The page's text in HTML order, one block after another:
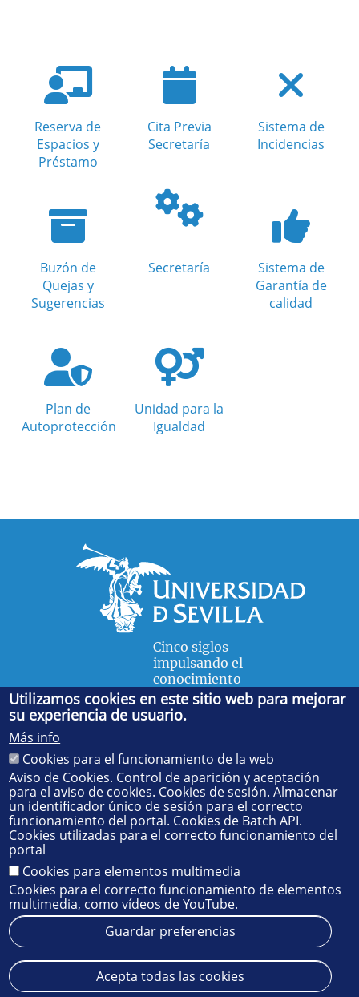
Reserva de
Espacios y
Préstamo
Cita Previa
Secretaría
Sistema de
Incidencias
Buzón de
Quejas y
Sugerencias
Secretaría
Sistema de
Garantía de
calidad
Plan de
Autoprotección
Unidad para la
Igualdad
Cinco siglos
impulsando el
conocimiento
FACULTAD DE FÍSICA
Avda. de la Reina Mercedes, s/n. 41012 Sevilla. Tel.:
55 28 91. Administración:administradorfisica@us.es
Secretaría:jsecfisi@us.es- Decanato:ffisaog@us.es
Aviso legal Protección de datos
Cookies
© 2025SIC - Universidad de Sevilla
Utilizamos cookies en este sitio web para mejorar
su experiencia de usuario.
Más info
Cookies para el funcionamiento de la web
Aviso de Cookies. Control de aparición y aceptación
para el aviso de cookies. Cookies de sesión. Almacenar
un identificador único de sesión para el correcto
funcionamiento del portal. Cookies de Batch API.
Cookies utilizadas para el correcto funcionamiento del
portal
Cookies para elementos multimedia
Cookies para el correcto funcionamiento de elementos
multimedia, como vídeos de YouTube.
Guardar preferencias
Acepta todas las cookies